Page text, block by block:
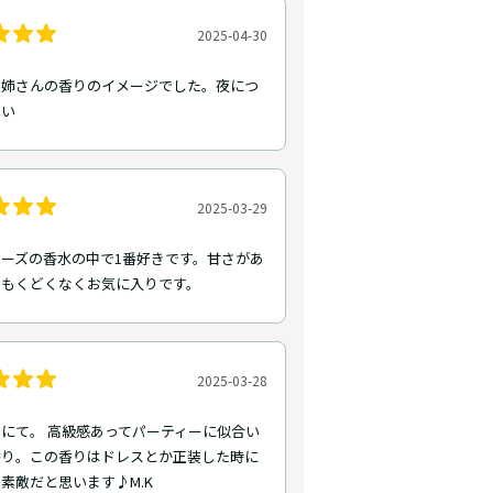
2025-04-30
さんの香りのイメージでした。夜につ
2025-03-29
ズの香水の中で1番好きです。甘さがあ
くどくなくお気に入りです。
2025-03-28
て。 高級感あってパーティーに似合い
。この香りはドレスとか正装した時に
敵だと思います♪M.K